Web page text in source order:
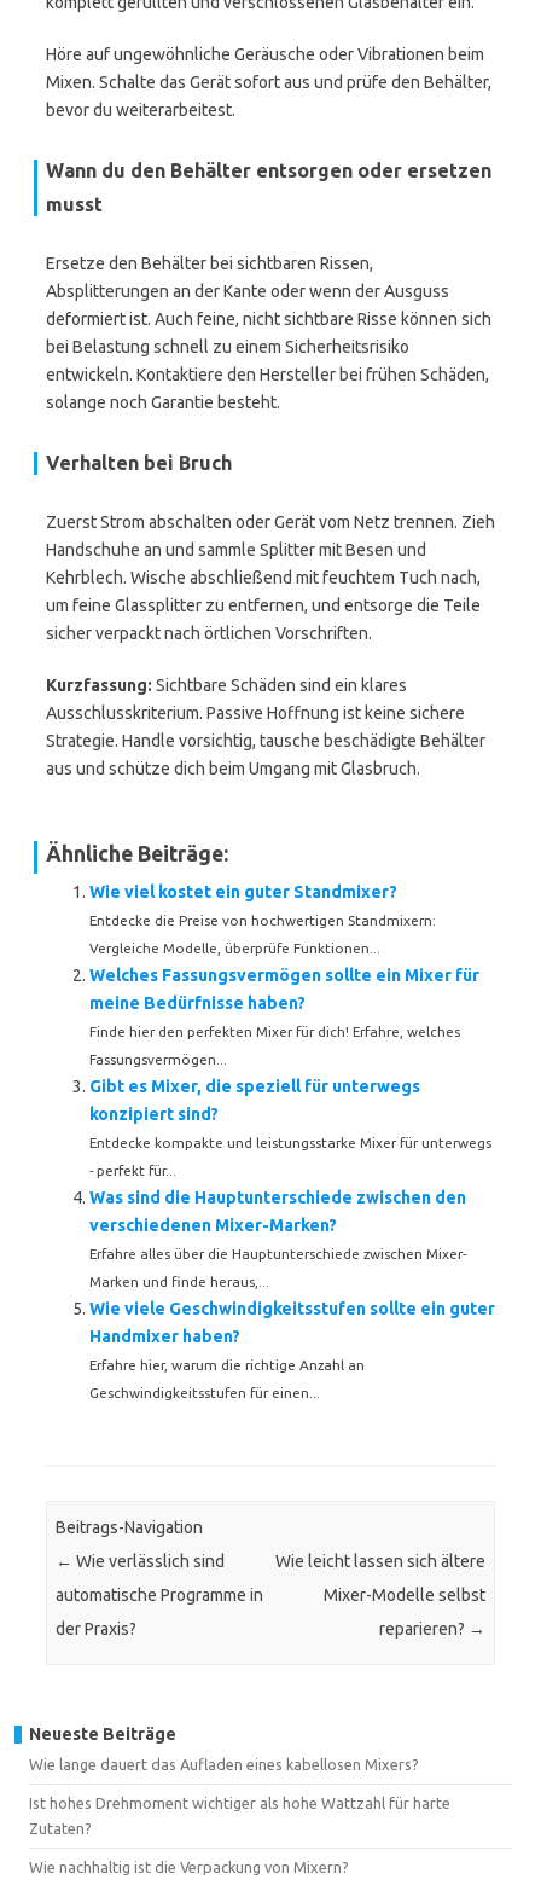
Höre auf ungewöhnliche Geräusche oder Vibrationen beim
Mixen. Schalte das Gerät sofort aus und prüfe den Behälter,
bevor du weiterarbeitest.
Wann du den Behälter entsorgen oder ersetzen
musst
Ersetze den Behälter bei sichtbaren Rissen,
Absplitterungen an der Kante oder wenn der Ausguss
deformiert ist. Auch feine, nicht sichtbare Risse können sich
bei Belastung schnell zu einem Sicherheitsrisiko
entwickeln. Kontaktiere den Hersteller bei frühen Schäden,
solange noch Garantie besteht.
Verhalten bei Bruch
Zuerst Strom abschalten oder Gerät vom Netz trennen. Zieh
Handschuhe an und sammle Splitter mit Besen und
Kehrblech. Wische abschließend mit feuchtem Tuch nach,
um feine Glassplitter zu entfernen, und entsorge die Teile
sicher verpackt nach örtlichen Vorschriften.
Kurzfassung: Sichtbare Schäden sind ein klares
Ausschlusskriterium. Passive Hoffnung ist keine sichere
Strategie. Handle vorsichtig, tausche beschädigte Behälter
aus und schütze dich beim Umgang mit Glasbruch.
Ähnliche Beiträge:
Wie viel kostet ein guter Standmixer?
Entdecke die Preise von hochwertigen Standmixern:
Vergleiche Modelle, überprüfe Funktionen...
Welches Fassungsvermögen sollte ein Mixer für
meine Bedürfnisse haben?
Finde hier den perfekten Mixer für dich! Erfahre, welches
Fassungsvermögen...
Gibt es Mixer, die speziell für unterwegs
konzipiert sind?
Entdecke kompakte und leistungsstarke Mixer für unterwegs
- perfekt für...
Was sind die Hauptunterschiede zwischen den
verschiedenen Mixer-Marken?
Erfahre alles über die Hauptunterschiede zwischen Mixer-
Marken und finde heraus,...
Wie viele Geschwindigkeitsstufen sollte ein guter
Handmixer haben?
Erfahre hier, warum die richtige Anzahl an
Geschwindigkeitsstufen für einen...
Beitrags-Navigation
← Wie verlässlich sind
automatische Programme in
der Praxis?
Wie leicht lassen sich ältere
Mixer-Modelle selbst
reparieren? →
Neueste Beiträge
Wie lange dauert das Aufladen eines kabellosen Mixers?
Ist hohes Drehmoment wichtiger als hohe Wattzahl für harte
Zutaten?
Wie nachhaltig ist die Verpackung von Mixern?